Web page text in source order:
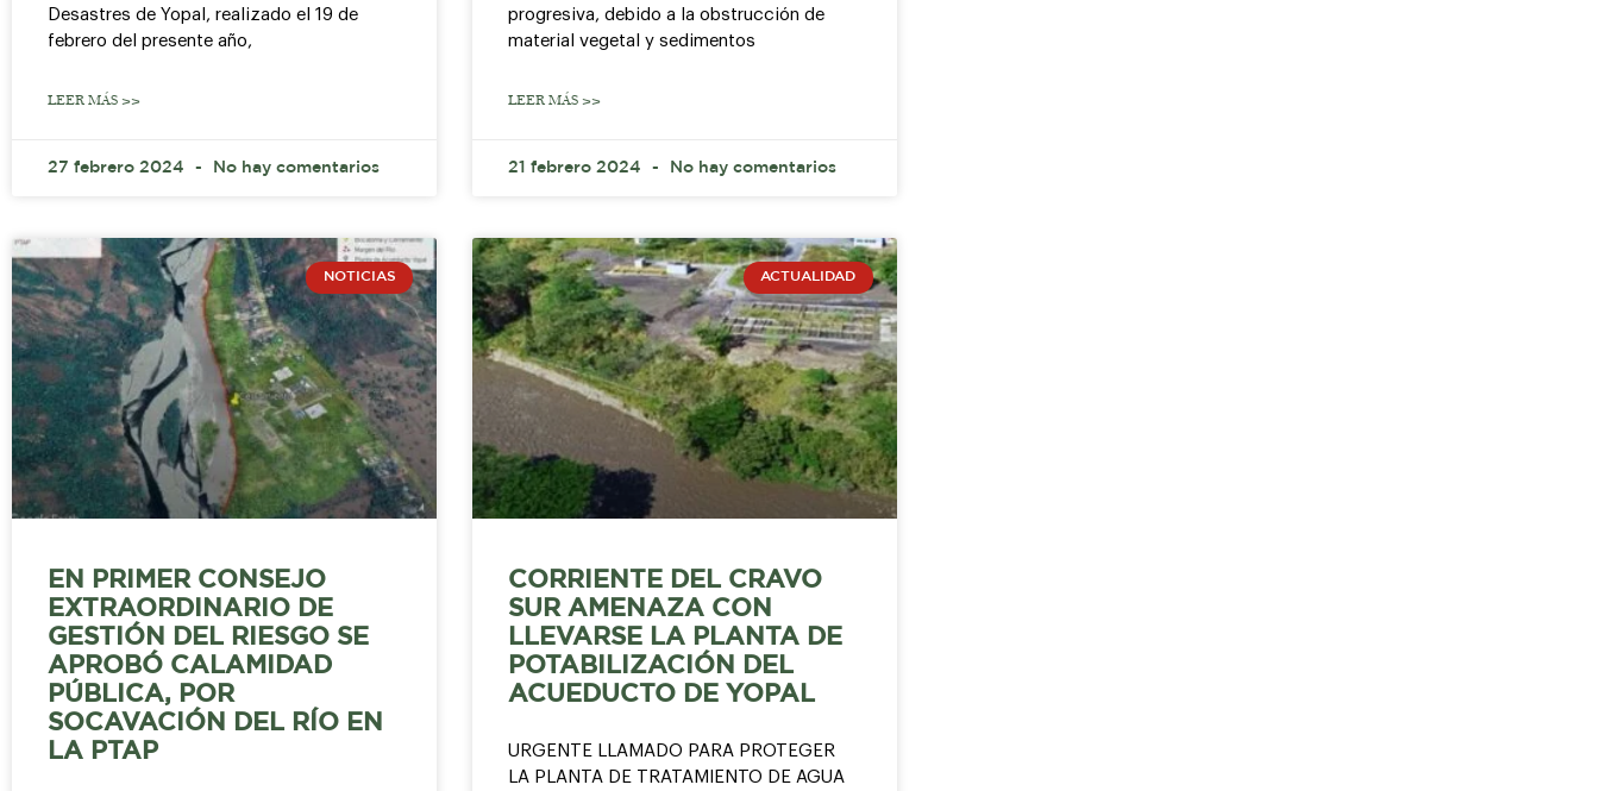
Desastres de Yopal, realizado el 19 de
febrero del presente año,
LEER MÁS >>
27 febrero 2024 No hay comentarios
progresiva, debido a la obstrucción de
material vegetal y sedimentos
LEER MÁS >>
21 febrero 2024 No hay comentarios
NOTICIAS
EN PRIMER CONSEJO
EXTRAORDINARIO DE
GESTIÓN DEL RIESGO SE
APROBÓ CALAMIDAD
PÚBLICA, POR
SOCAVACIÓN DEL RÍO EN
LA PTAP
ACTUALIDAD
CORRIENTE DEL CRAVO
SUR AMENAZA CON
LLEVARSE LA PLANTA DE
POTABILIZACIÓN DEL
ACUEDUCTO DE YOPAL
URGENTE LLAMADO PARA PROTEGER
LA PLANTA DE TRATAMIENTO DE AGUA